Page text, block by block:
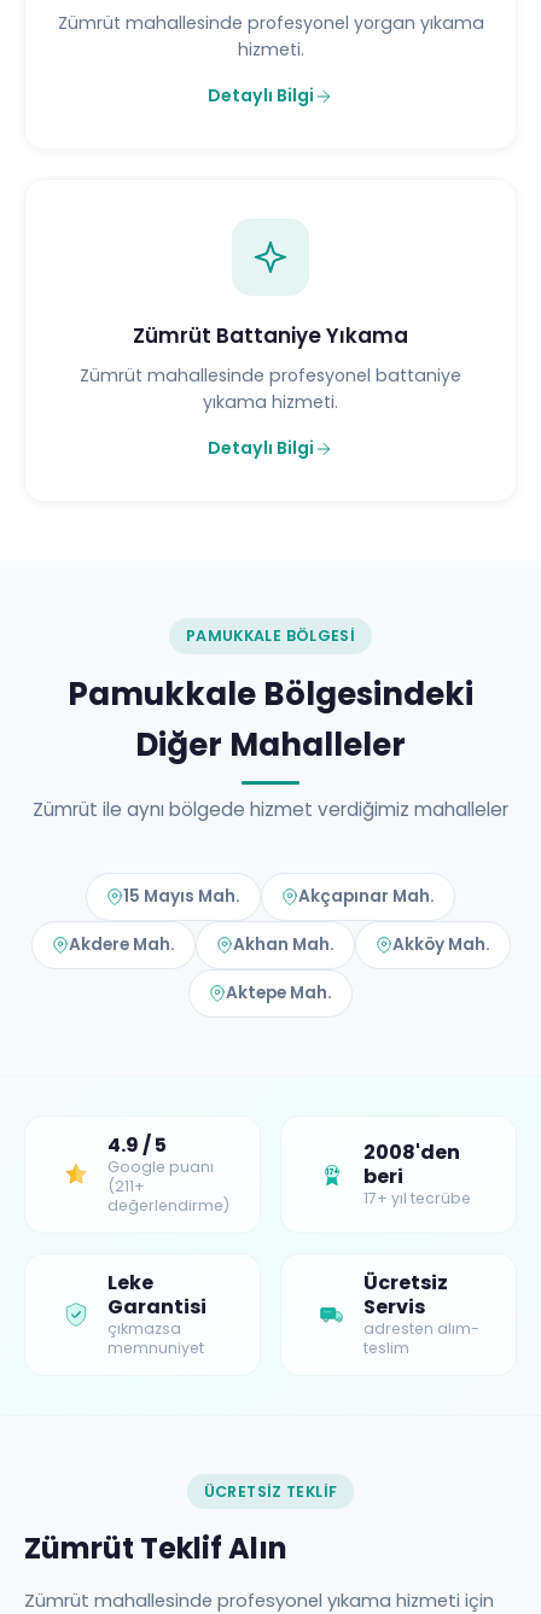
Zümrüt mahallesinde profesyonel yorgan yıkama
hizmeti.
Detaylı Bilgi
Zümrüt Battaniye Yıkama
Zümrüt mahallesinde profesyonel battaniye
yıkama hizmeti.
Detaylı Bilgi
PAMUKKALE BÖLGESI
Pamukkale Bölgesindeki
Diğer Mahalleler
Zümrüt ile aynı bölgede hizmet verdiğimiz mahalleler
15 Mayıs Mah. Akçapınar Mah.
Akdere Mah. Akhan Mah. Akköy Mah.
Aktepe Mah.
4.9 / 5
Google puanı
(211+
değerlendirme)
17+
2008'den
beri
17+ yıl tecrübe
Leke
Garantisi
çıkmazsa
memnuniyet
Ücretsiz
Servis
adresten alım-
teslim
ÜCRETSIZ TEKLIF
Zümrüt Teklif Alın
Zümrüt mahallesinde profesyonel yıkama hizmeti için